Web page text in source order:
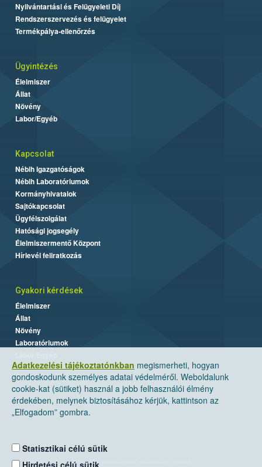
Adatkezelési tájékoztatónkban megismerheti, hogyan
gondoskodunk személyes adatai védelméről. Weboldalunk
cookie-kat (sütiket) használ a jobb felhasználói élmény
érdekében, melynek biztosításához kérjük, kattintson az
„Elfogadom” gombra.
Statisztikai célú sütik
Hirdetési célú sütik
Nyilvántartási és Felügyeleti Díj
Rendszerszervezés és felügyelet
Termékpálya-ellenőrzés
Ügyintézés
Élelmiszer
Állat
Növény
Labor/Egyéb
Kapcsolat
Nébih Igazgatóságok
Nébih Laboratóriumok
Kormányhivatalok
Sajtókapcsolat
Ügyfélszolgálat
Hatósági jogsegély
Élelmiszermentő Központ
Hírlevél feliratkozás
Gyakori kérdések
Élelmiszer
Állat
Növény
Laboratóriumok
Nemzeti Élelmiszerlánc-biztonsági Hivatal